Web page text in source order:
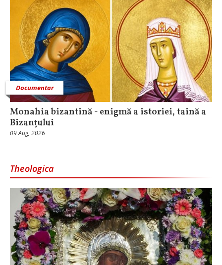
Documentar
Monahia bizantină - enigmă a istoriei, taină a
Bizanțului
09 Aug, 2026
Theologica